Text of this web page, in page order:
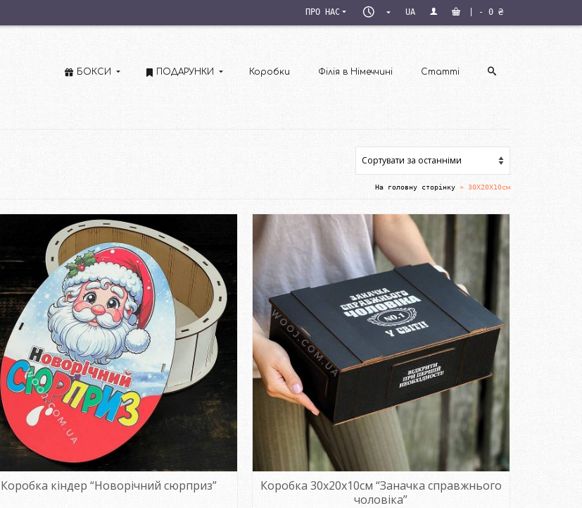
ПРО НАС
ПН–
ПТ
UA - 0 ₴
БОКСИ ПОДАРУНКИ Коробки Філія в Німеччині Статті
На головну сторінку » 30Х20Х10см
Коробка кіндер “Новорічний сюрприз”
Коробка 30х20х10см “Заначка справжнього
чоловіка”